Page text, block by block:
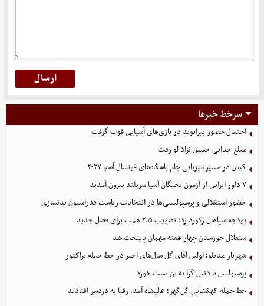
سرخط خبرها
احتمال حضور بیرانوند در بازی‌های آسیایی قوت گرفت
مبلغ جدایی حسین نژاد لو رفت
کیش در مسیر میزبانی جام باشگاه‌های فوتسال آسیا ۲۰۲۷
۷ داور ایرانی از آزمون نخبگان آسیا سربلند بیرون آمدند
حضور استقلالی و پرسپولیسی‌ها در انتخابات ریاست فدراسیون بدنسازی
بودجه سپاهان رکورد زد؛ تصویب ۲.۵ همت برای فصل جدید
ستقلال خوزستان چهار هفته مهمان پایتخت شد
شهریار مغانلو؛ اولین آقای گل سال‌های اخیر در خط حمله تراکتور
پرسپولیس با دنیل گرا به بن بست خورد
خط حمله کهکشانی گل‌گهر؛ عالیشاه آمد، رقبا به دردسر افتادند